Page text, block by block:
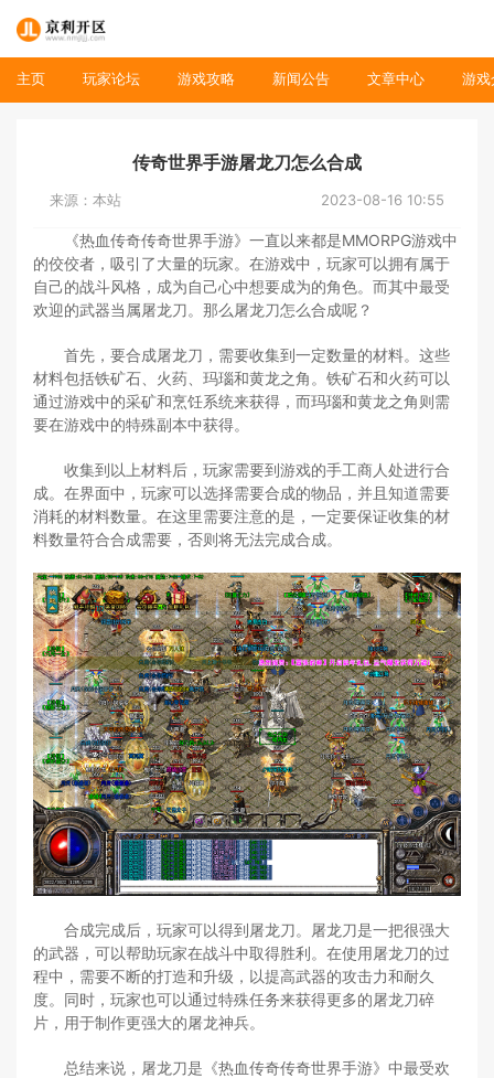
主页 玩家论坛 游戏攻略 新闻公告 文章中心 游戏
传奇世界手游屠龙刀怎么合成
来源：本站 2023-08-16 10:55
《热血传奇传奇世界手游》一直以来都是MMORPG游戏中
的佼佼者，吸引了大量的玩家。在游戏中，玩家可以拥有属于
自己的战斗风格，成为自己心中想要成为的角色。而其中最受
欢迎的武器当属屠龙刀。那么屠龙刀怎么合成呢？
首先，要合成屠龙刀，需要收集到一定数量的材料。这些
材料包括铁矿石、火药、玛瑙和黄龙之角。铁矿石和火药可以
通过游戏中的采矿和烹饪系统来获得，而玛瑙和黄龙之角则需
要在游戏中的特殊副本中获得。
收集到以上材料后，玩家需要到游戏的手工商人处进行合
成。在界面中，玩家可以选择需要合成的物品，并且知道需要
消耗的材料数量。在这里需要注意的是，一定要保证收集的材
料数量符合合成需要，否则将无法完成合成。
合成完成后，玩家可以得到屠龙刀。屠龙刀是一把很强大
的武器，可以帮助玩家在战斗中取得胜利。在使用屠龙刀的过
程中，需要不断的打造和升级，以提高武器的攻击力和耐久
度。同时，玩家也可以通过特殊任务来获得更多的屠龙刀碎
片，用于制作更强大的屠龙神兵。
总结来说，屠龙刀是《热血传奇传奇世界手游》中最受欢